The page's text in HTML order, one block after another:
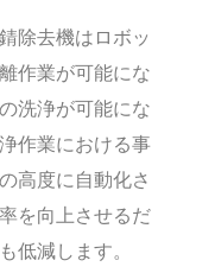
除去機はロボッ
作業が可能にな
洗浄が可能にな
作業における事
高度に自動化さ
を向上させるだ
低減します。